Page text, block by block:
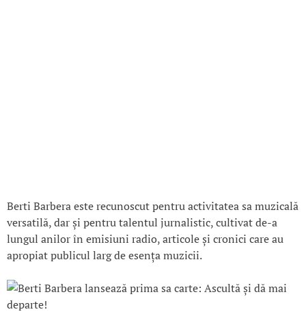
Berti Barbera este recunoscut pentru activitatea sa muzicală
versatilă, dar și pentru talentul jurnalistic, cultivat de-a
lungul anilor în emisiuni radio, articole și cronici care au
apropiat publicul larg de esența muzicii.